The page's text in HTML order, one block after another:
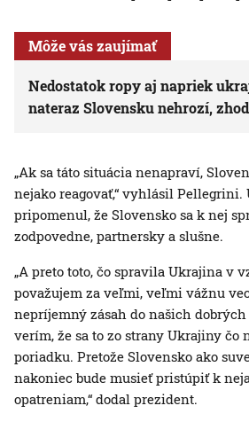
Môže vás zaujímať
Nedostatok ropy aj napriek
nateraz Slovensku nehrozí,
„Ak sa táto situácia nenapraví,
nejako reagovať,“ vyhlásil
pripomenul, že Slovensko sa k nej
zodpovedne, partnersky a slušne.
„A preto toto, čo spravila Ukrajina v
považujem za veľmi, veľmi vážnu
nepríjemný zásah do našich
verím, že sa to zo strany Ukrajiny čo
poriadku. Pretože Slovensko ako
nakoniec bude musieť pristúpiť k
opatreniam,“ dodal prezident.